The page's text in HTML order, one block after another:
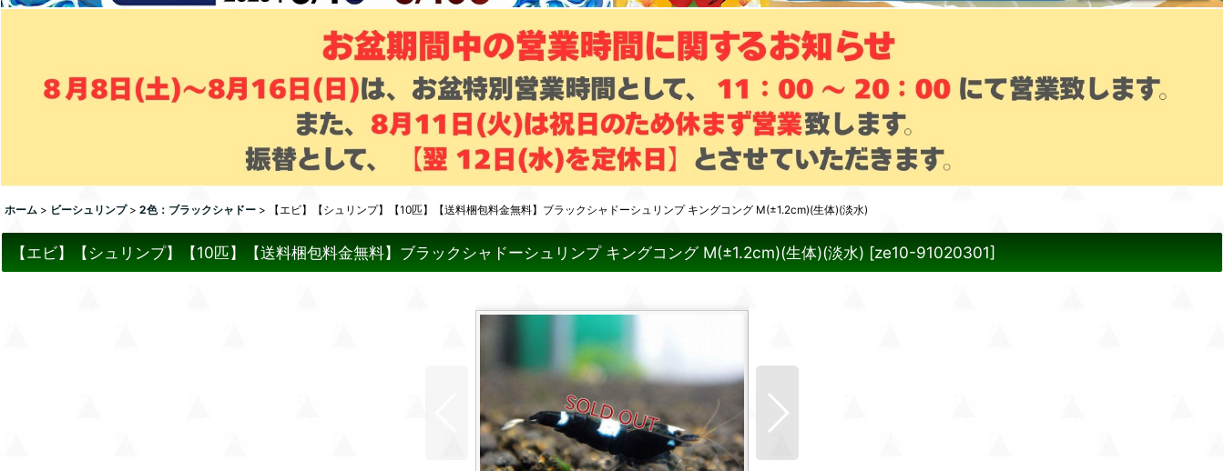
ホーム > ビーシュリンプ > 2色：ブラックシャドー > 【エビ】【シュリンプ】【10匹】【送料梱包料金無料】ブラックシャドーシュリンプ キングコング M(±1.2cm)(生体)(淡水)
【エビ】【シュリンプ】【10匹】【送料梱包料金無料】ブラックシャドーシュリンプ キングコング M(±1.2cm)(生体)(淡水) [ze10-91020301]